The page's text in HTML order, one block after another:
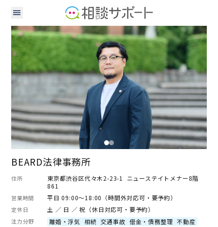
BEARD法律事務所
住所
東京都渋谷区代々木2-23-1 ニューステイトメナー8階
861
営業時間 平日 09:00～18:00（時間外対応可・要予約）
定休日 土 ／ 日 ／ 祝（休日対応可・要予約）
注力分野 離婚・浮気 相続 交通事故 借金・債務整理 不動産